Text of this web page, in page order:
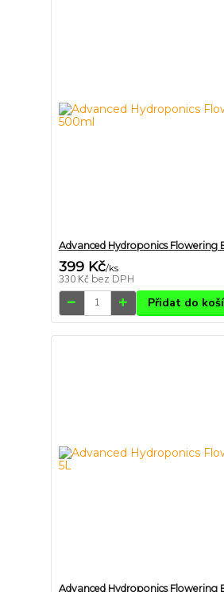
Advanced Hydroponics Flowering
399 Kč/ks
330 Kč bez DPH
Přidat do
Advanced Hydroponics Flowering